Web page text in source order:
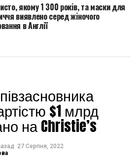
якому 1 300 років, та маски для
виявлено серед жіночого
в Англії
$1 млрд
на Christie’s
27 Серпня, 2022